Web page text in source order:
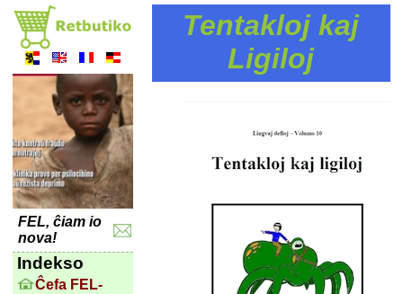
FEL, ĉiam io
nova!
Indekso
Ĉefa FEL-
Tentakloj kaj
Ligiloj